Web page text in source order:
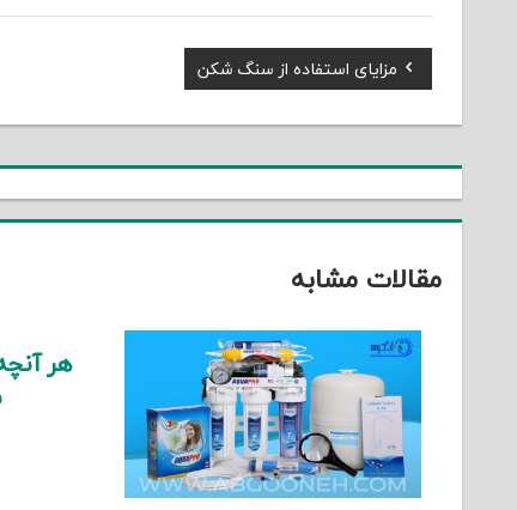
راهبری
نوشته
Previous
Post:
مزایای استفاده از سنگ شکن
مقالات مشابه
هر